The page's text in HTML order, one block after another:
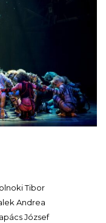
Tibor
Andrea
József